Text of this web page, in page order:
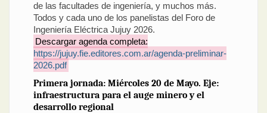
de las facultades de ingeniería, y muchos más.
Todos y cada uno de los panelistas del Foro de
Ingeniería Eléctrica Jujuy 2026.
Descargar agenda completa:
https://jujuy.fie.editores.com.ar/agenda-preliminar-
2026.pdf
Primera jornada: Miércoles 20 de Mayo. Eje:
infraestructura para el auge minero y el
desarrollo regional